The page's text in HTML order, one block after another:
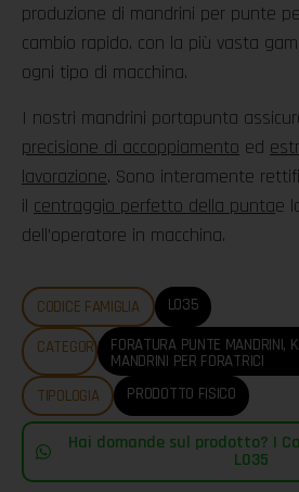
produzione di mandrini per punte
cambio rapido. con la più vasta
ogni tipo di macchina.
I nostri mandrini portapunta
precisione di accoppiamento ed
lavorazione. Sono interamente
il centraggio perfetto della puntae
dell’operatore in macchina.
CODICE FAMIGLIA L035
CATEGORIE FORATURA PUNTE MANDRINI,
MANDRINI PER FORATRICI
TIPOLOGIA
PRODOTTO FISICO
Hai domande sul prodotto? |
L035